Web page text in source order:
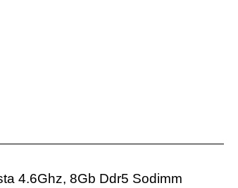
4.6Ghz, 8Gb Ddr5 Sodimm